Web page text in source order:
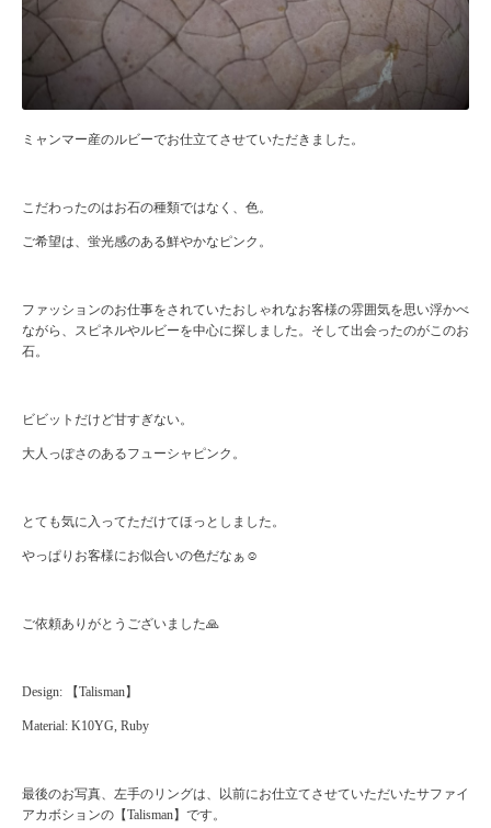
ミャンマー産のルビーでお仕立てさせていただきました。
こだわったのはお石の種類ではなく、色。
ご希望は、蛍光感のある鮮やかなピンク。
ファッションのお仕事をされていたおしゃれなお客様の雰囲気を思い浮かべ
ながら、スピネルやルビーを中心に探しました。そして出会ったのがこのお
石。
ビビットだけど甘すぎない。
大人っぽさのあるフューシャピンク。
とても気に入ってただけてほっとしました。
やっぱりお客様にお似合いの色だなぁ☺️
ご依頼ありがとうございました🙏
Design: 【Talisman】
Material: K10YG, Ruby
最後のお写真、左手のリングは、以前にお仕立てさせていただいたサファイ
アカボションの【Talisman】です。